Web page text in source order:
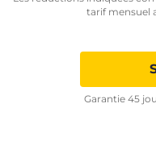
tarif mensuel
Garantie 45